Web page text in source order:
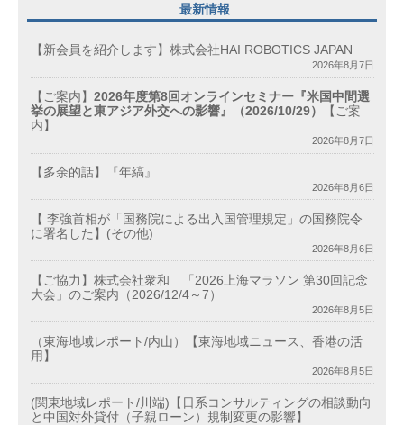
最新情報
【新会員を紹介します】株式会社HAI ROBOTICS JAPAN
2026年8月7日
【ご案内】 2026年度第8回オンラインセミナー『米国中間選
挙の展望と東アジア外交への影響』（2026/10/29）
【ご案
内】
2026年8月7日
【多余的話】『年縞』
2026年8月6日
【 李強首相が「国務院による出入国管理規定」の国務院令
に署名した】(その他)
2026年8月6日
【ご協力】株式会社衆和 「2026上海マラソン 第30回記念
大会」のご案内（2026/12/4～7）
2026年8月5日
（東海地域レポート/内山）【東海地域ニュース、香港の活
用】
2026年8月5日
(関東地域レポート/川端)【日系コンサルティングの相談動向
と中国対外貸付（子親ローン）規制変更の影響】